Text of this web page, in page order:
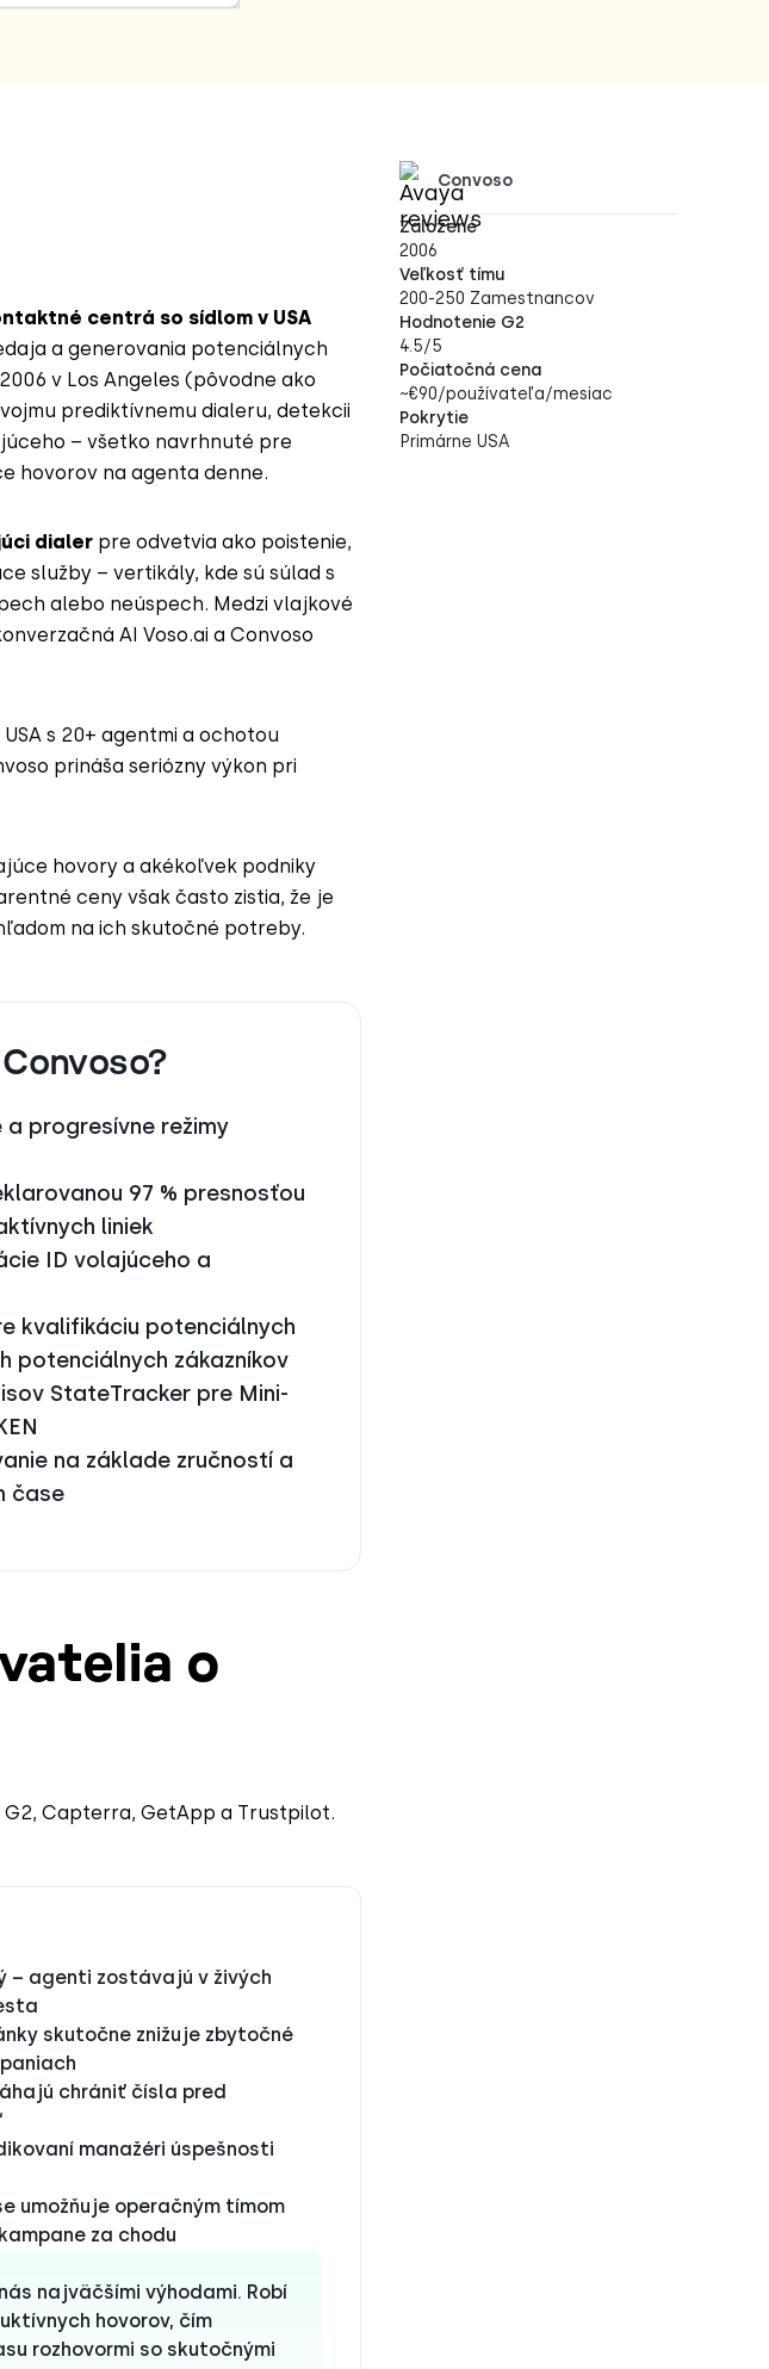
centrá so sídlom v USA
a generovania potenciálnych
v Los Angeles (pôvodne ako
prediktívnemu dialeru, detekcii
– všetko navrhnuté pre
hovorov na agenta denne.
dialer pre odvetvia ako poistenie,
služby – vertikály, kde sú súlad s
alebo neúspech. Medzi vlajkové
AI Voso.ai a Convoso
s 20+ agentmi a ochotou
prináša seriózny výkon pri
hovory a akékoľvek podniky
ceny však často zistia, že je
na ich skutočné potreby.
a progresívne režimy
97 % presnosťou
liniek
ID volajúceho a
kvalifikáciu potenciálnych
potenciálnych zákazníkov
StateTracker pre Mini-
na základe zručností a
čase
o
Capterra, GetApp a Trustpilot.
– agenti zostávajú v živých
skutočne znižuje zbytočné
chrániť čísla pred
manažéri úspešnosti
umožňuje operačným tímom
za chodu
najväčšími výhodami. Robí
hovorov, čím
rozhovormi so skutočnými
Convoso
Založené
2006
Veľkosť tímu
200-250 Zamestnancov
Hodnotenie G2
4.5/5
Počiatočná cena
~€90/používateľa/mesiac
Pokrytie
Primárne USA